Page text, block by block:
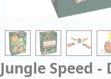
Jungle Speed -